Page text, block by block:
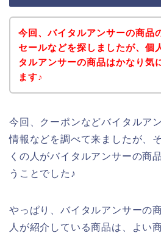
今回、バイタルアンサーの商品
セールなどを探しましたが、個
タルアンサーの商品はかなり気
ます♪
今回、クーポンなどバイタルア
情報などを調べて来ましたが、
くの人がバイタルアンサーの商
うことでした♪
やっぱり、バイタルアンサーの
人が紹介している商品は、よい